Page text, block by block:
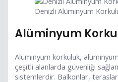
Denizli Alüminyum
Alüminyum
Alüminyum korkuluk,
çeşitli alanlarda güvenliği
sistemlerdir. Balkonlar,